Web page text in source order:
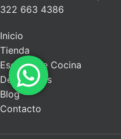
322 663 4386
Inicio
Tienda
Escuela de Cocina
Descuentos
Blog
Contacto